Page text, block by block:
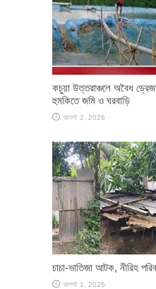
কচুয়া উত্তরাঞ্চলে অবৈধ
হুমকিতে জমি ও ঘরবাড়ি
আগস্ট 2, 2026
চাচা-ভাতিজা আটক, নীরিহ
আগস্ট 1, 2026